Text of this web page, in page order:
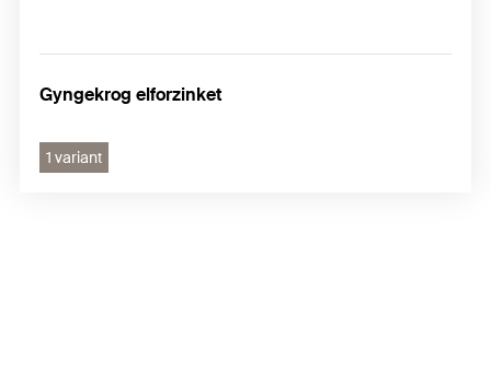
Gyngekrog elforzinket
1 variant